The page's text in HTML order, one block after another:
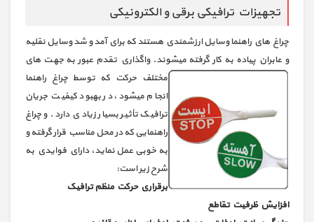
تجهیزات ترافیکی برقی و الکترونیکی
چراغ هاي راهنما وسایل ارزشمندي هستند که براي آمد و شد وسایل نقلیه
و عابران پیاده به کار گرفته میشوند. واگذاري تقدم عبور بهجهت هاي
مختلف حرکت که توسط چراغ راهنما
انجام میشود، در بهبود کیفیت جریان
ترافیک تأثیر بسیار زیادي دارد. و چراغ
راهنمایی که در محل مناسب قرار گرفته و
به خوبی عمل نماید، داراي فوایدي به
شرح زیر است:
برقراري حرکت منظم ترافیک
افزایش ظرفیت تقاطع